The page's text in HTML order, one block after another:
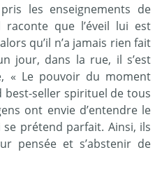
les enseignements de
que l’éveil lui est
qu’il n’a jamais rien fait
jour, dans la rue, il s’est
« Le pouvoir du moment
best-seller spirituel de tous
ont envie d’entendre le
prétend parfait. Ainsi, ils
pensée et s’abstenir de